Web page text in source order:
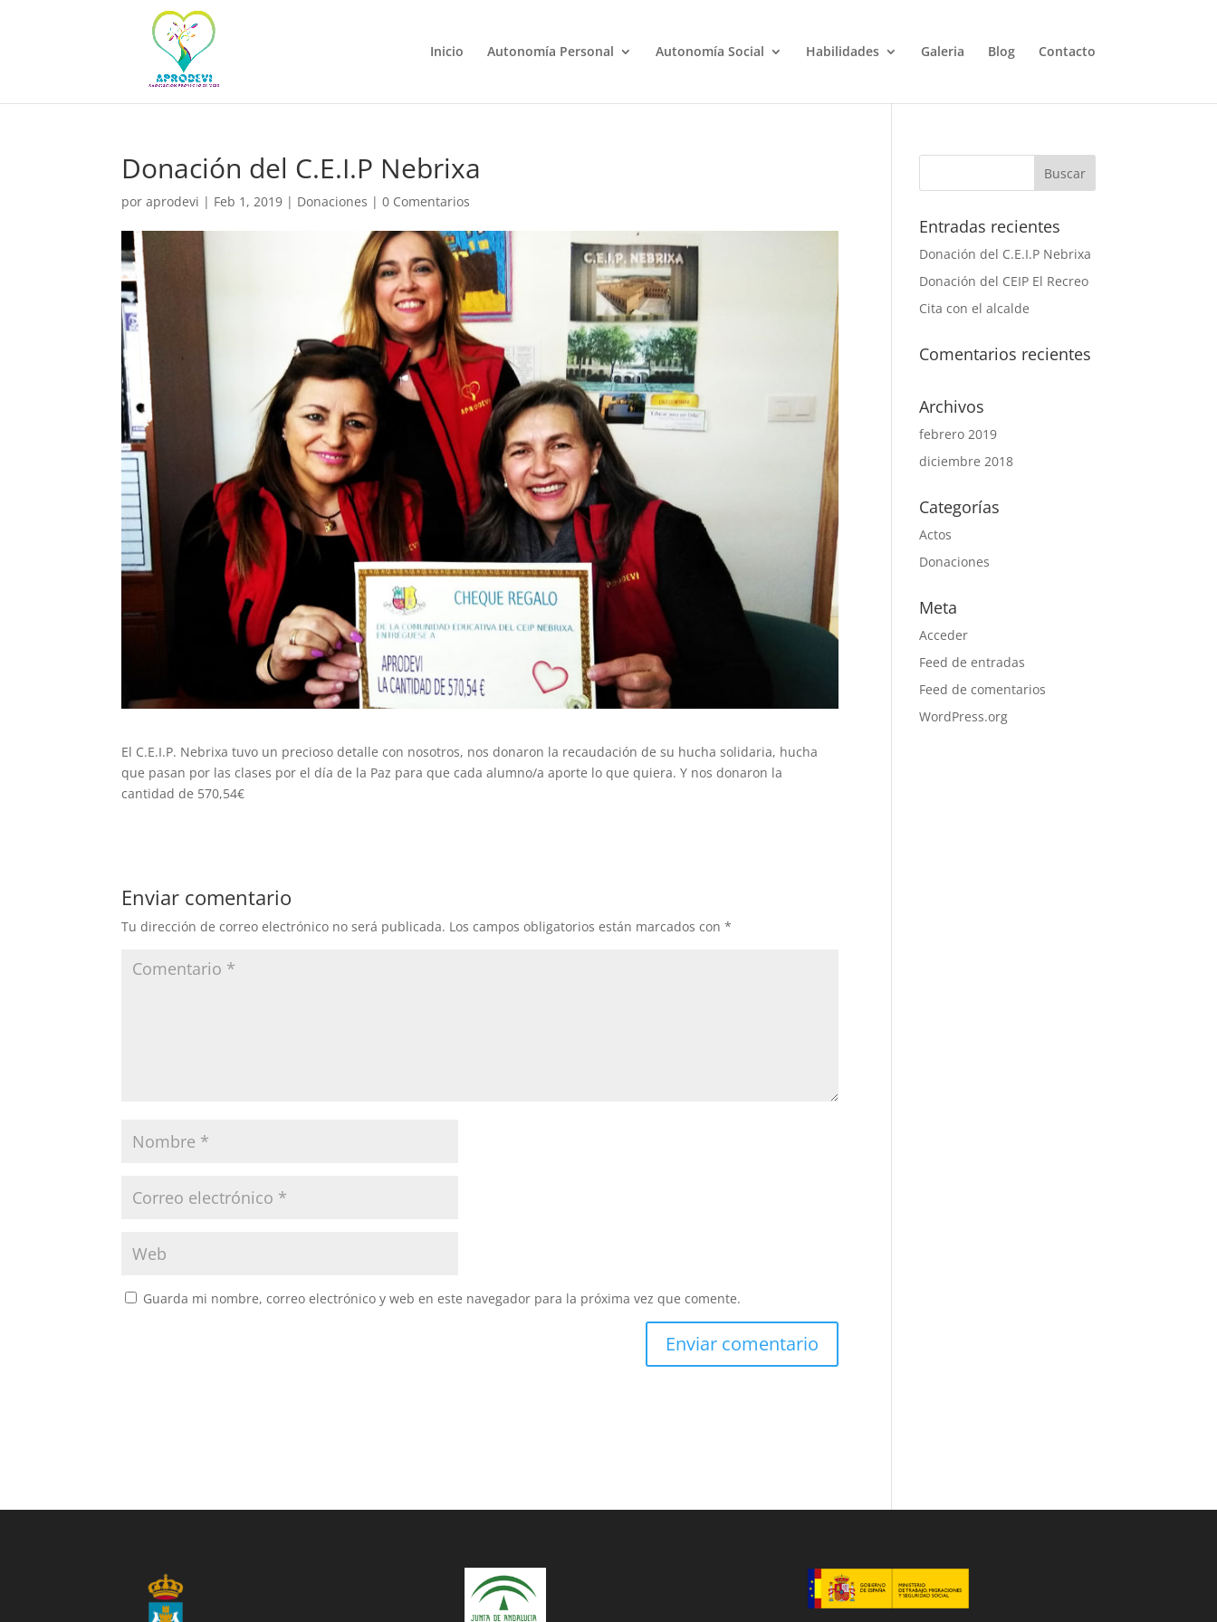
Inicio Autonomía Personal Autonomía Social Habilidades Galeria Blog Contacto
Donación del C.E.I.P Nebrixa
poraprodevi | Feb 1, 2019 | Donaciones |0 Comentarios
El C.E.I.P. Nebrixa tuvo un precioso detalle con nosotros, nos donaron la recaudación de su hucha solidaria, hucha
que pasan por las clases por el día de la Paz para que cada alumno/a aporte lo que quiera. Y nos donaron la
cantidad de 570,54€
Enviar comentario
Tu dirección de correo electrónico no será publicada. Los campos obligatorios están marcados con*
Guarda mi nombre, correo electrónico y web en este navegador para la próxima vez que comente.
Entradas recientes
Donación del C.E.I.P Nebrixa
Donación del CEIP El Recreo
Cita con el alcalde
Comentarios recientes
Archivos
febrero 2019
diciembre 2018
Categorías
Actos
Donaciones
Meta
Acceder
Feed de entradas
Feed de comentarios
WordPress.org